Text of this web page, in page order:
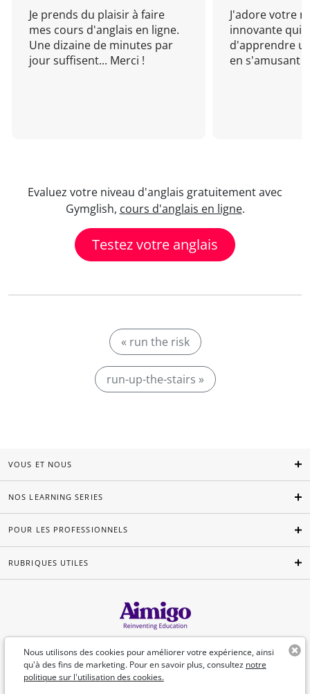
Je prends du plaisir à faire
mes cours d'anglais en ligne.
Une dizaine de minutes par
jour suffisent... Merci !
J'adore votre
innovante qui
d'apprendre
en s'amusant !
Evaluez votre niveau d'anglais gratuitement avec
Gymglish, cours d'anglais en ligne.
Testez votre anglais
« run the risk
run-up-the-stairs »
Nous utilisons des cookies pour améliorer votre expérience, ainsi
qu'à des fins de marketing. Pour en savoir plus, consultez notre
politique sur l'utilisation des cookies.
VOUS ET NOUS
NOS LEARNING SERIES
POUR LES PROFESSIONNELS
RUBRIQUES UTILES
Français
©Aimigo 2026